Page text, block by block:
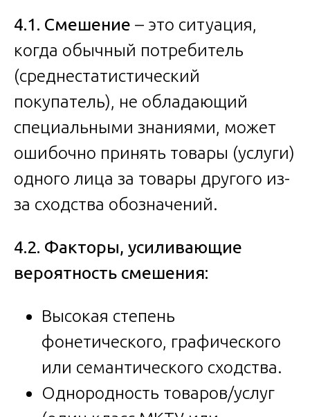
4.1. Смешение – это ситуация,
когда обычный потребитель
(среднестатистический
покупатель), не обладающий
специальными знаниями, может
ошибочно принять товары (услуги)
одного лица за товары другого из-
за сходства обозначений.
4.2. Факторы, усиливающие
вероятность смешения:
Высокая степень
фонетического, графического
или семантического сходства.
Однородность товаров/услуг